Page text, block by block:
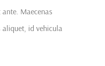
Maecenas
id vehicula